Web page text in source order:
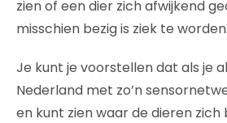
zien of een dier zich afwijkend
misschien bezig is ziek te worden.
Je kunt je voorstellen dat als je
Nederland met zo’n
en kunt zien waar de dieren zich